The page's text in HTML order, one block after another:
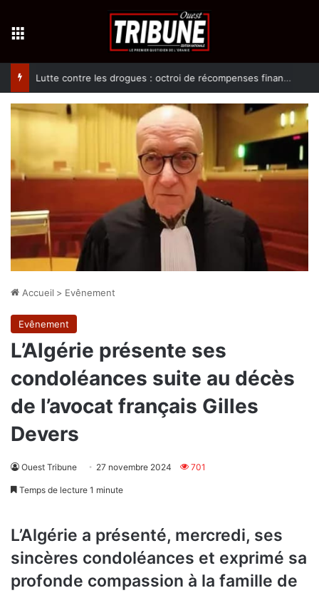
Lutte contre les drogues : octroi de récompenses financières aux dénonciateurs de trafiquants
Accueil > Evênement
Evênement
L’Algérie présente ses
condoléances suite au décès
de l’avocat français Gilles
Devers
Ouest Tribune 27 novembre 2024 701
Temps de lecture 1 minute
L’Algérie a présenté, mercredi, ses
sincères condoléances et exprimé sa
profonde compassion à la famille de